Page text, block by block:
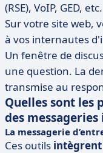
(RSE), VoIP, GED, etc.
Sur votre site web,
à vos internautes
Un fenêtre de
une question. La
transmise au
Quelles sont les
des
La messagerie
Ces outils